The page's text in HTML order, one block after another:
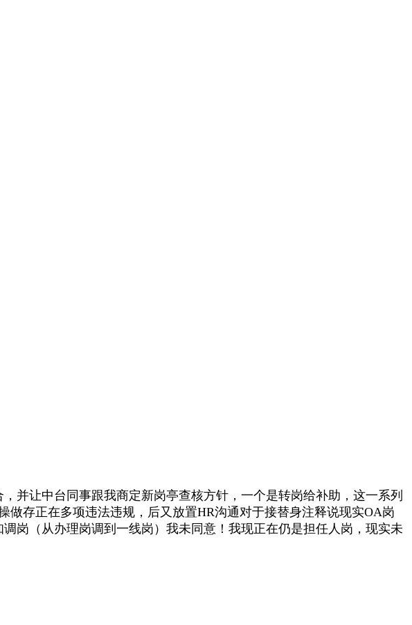
让中台同事跟我商定新岗亭查核方针，一个是转岗给补助，这一系列
存正在多项违法违规，后又放置HR沟通对于接替身注释说现实OA岗
岗（从办理岗调到一线岗）我未同意！我现正在仍是担任人岗，现实未